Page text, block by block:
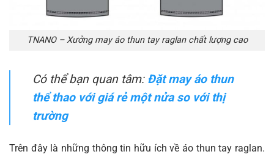
TNANO – Xưởng may áo thun tay raglan chất lượng cao
Có thể bạn quan tâm: Đặt may áo thun
thể thao với giá rẻ một nửa so với thị
trường
Trên đây là những thông tin hữu ích về áo thun tay raglan.